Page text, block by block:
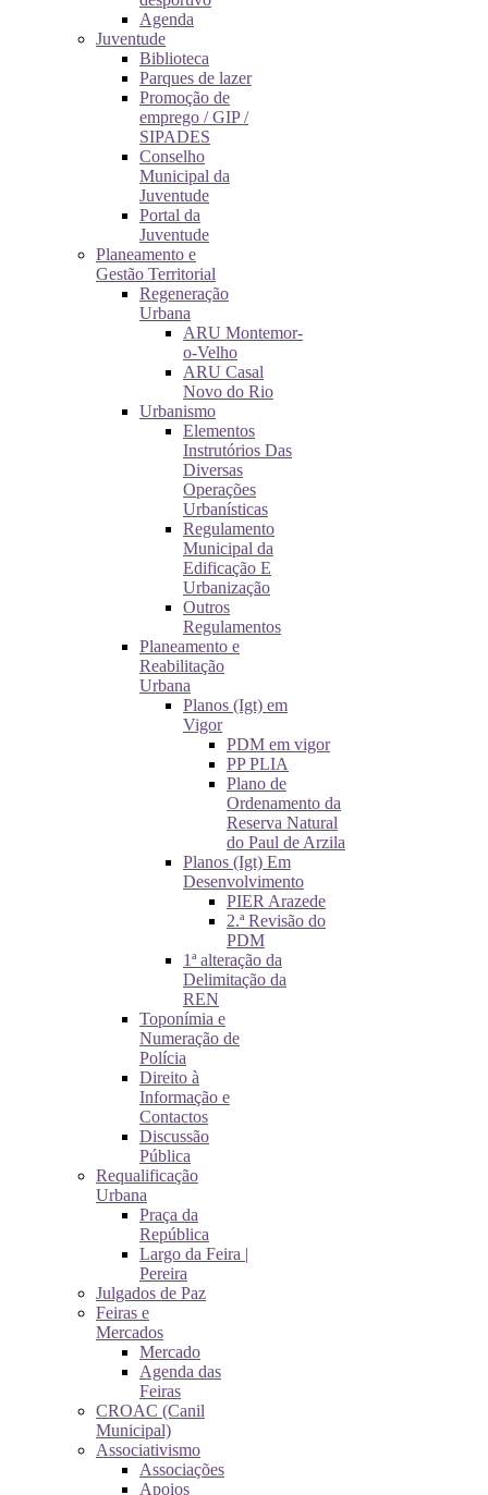
Agenda
Juventude
Biblioteca
Parques de lazer
Promoção de
emprego / GIP /
SIPADES
Conselho
Municipal da
Juventude
Portal da
Juventude
Planeamento e
Gestão Territorial
Regeneração
Urbana
ARU Montemor-
o-Velho
ARU Casal
Novo do Rio
Urbanismo
Elementos
Instrutórios Das
Diversas
Operações
Urbanísticas
Regulamento
Municipal da
Edificação E
Urbanização
Outros
Regulamentos
Planeamento e
Reabilitação
Urbana
Planos (Igt) em
Vigor
PDM em vigor
PP PLIA
Plano de
Ordenamento da
Reserva Natural
do Paul de Arzila
Planos (Igt) Em
Desenvolvimento
PIER Arazede
2.ª Revisão do
PDM
1ª alteração da
Delimitação da
REN
Toponímia e
Numeração de
Polícia
Direito à
Informação e
Contactos
Discussão
Pública
Requalificação
Urbana
Praça da
República
Largo da Feira |
Pereira
Julgados de Paz
Feiras e
Mercados
Mercado
Agenda das
Feiras
CROAC (Canil
Municipal)
Associativismo
Associações
Apoios